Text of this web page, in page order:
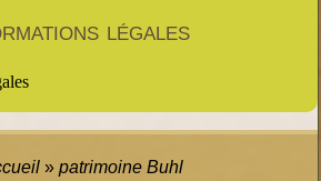
légales
» patrimoine Buhl